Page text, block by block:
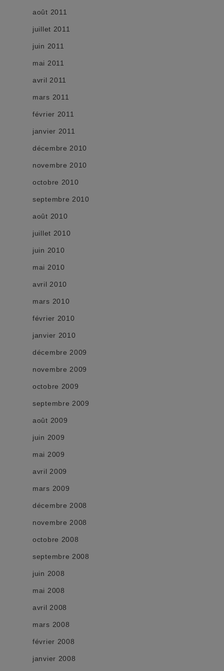
août 2011
juillet 2011
juin 2011
mai 2011
avril 2011
mars 2011
février 2011
janvier 2011
décembre 2010
novembre 2010
octobre 2010
septembre 2010
août 2010
juillet 2010
juin 2010
mai 2010
avril 2010
mars 2010
février 2010
janvier 2010
décembre 2009
novembre 2009
octobre 2009
septembre 2009
août 2009
juin 2009
mai 2009
avril 2009
mars 2009
décembre 2008
novembre 2008
octobre 2008
septembre 2008
juin 2008
mai 2008
avril 2008
mars 2008
février 2008
janvier 2008